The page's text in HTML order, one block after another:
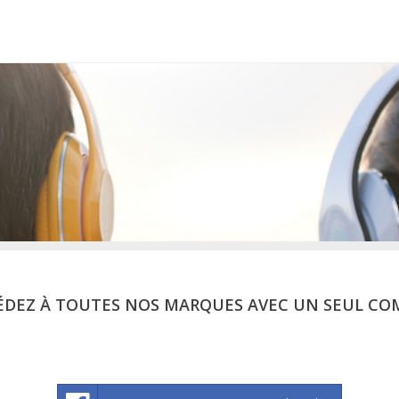
À TOUTES NOS MARQUES AVEC UN SEUL